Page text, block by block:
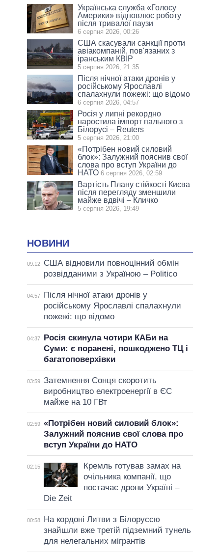
Українська служба «Голосу
Америки» відновлює роботу
після тривалої паузи
6 серпня 2026, 00:26
США скасували санкції проти
авіакомпаній, пов'язаних з
іранським КВІР
5 серпня 2026, 21:35
Після нічної атаки дронів у
російському Ярославлі
спалахнули пожежі: що відомо
6 серпня 2026, 04:57
Росія у липні рекордно
наростила імпорт пального з
Білорусі – Reuters
5 серпня 2026, 21:00
«Потрібен новий силовий
блок»: Залужний пояснив свої
слова про вступ України до
НАТО 6 серпня 2026, 02:59
Вартість Плану стійкості Києва
після перегляду зменшили
майже вдвічі – Кличко
5 серпня 2026, 19:49
НОВИНИ
09:12
США відновили повноцінний обмін
розвідданими з Україною – Politico
04:57
Після нічної атаки дронів у
російському Ярославлі спалахнули
пожежі: що відомо
04:37
Росія скинула чотири КАБи на
Суми: є поранені, пошкоджено ТЦ і
багатоповерхівки
03:59 Затемнення Сонця скоротить
виробництво електроенергії в ЄС
майже на 10 ГВт
02:59 «Потрібен новий силовий блок»:
Залужний пояснив свої слова про
вступ України до НАТО
02:15
Кремль готував замах на
очільника компанії, що
постачає дрони Україні –
Die Zeit
00:58
На кордоні Литви з Білоруссю
знайшли вже третій підземний тунель
для нелегальних мігрантів